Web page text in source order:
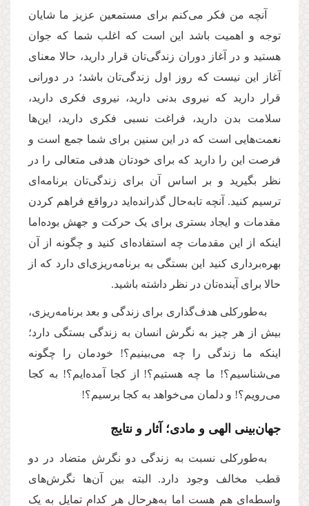
آنچه من فکر می‌کنم برای مستمعین عزیز ما شایان
توجه و اهمیت باشد این است که اغلب شما که جوان
هستید و در آغاز دوران زندگی‌تان قرار دارید، حالا معنای
آغاز این نیست که روز اول زندگی‌تان باشد؛ در دورانی
قرار دارید که نیروی بدنی دارید، نیروی فکری دارید،
سلامت بدن دارید، فراغت نسبی فکری دارید، این‌ها
نعمت‌هایی است که در این سنین برای شما جمع است و
فرصت این را دارید که برای خودتان هدفی متعالی را در
نظر بگیرید و بر اساس آن برای زندگی‌تان برنامه‌ای
ترسیم کنید. آنچه تابه‌حال گذرانده‌اید درواقع فراهم کردن
مقدمات و ایجاد بستری برای یک حرکت و جهش بوده‌اما
اینکه از این مقدمات چه استفاده‌ای کنید و چگونه از آن
بهره‌برداری کنید این بستگی به برنامه‌ریزی‌ای دارد که از
حالا برای آینده‌تان در نظر داشته باشید.
به‌طورکلی هدف‌گذاری برای زندگی و بعد برنامه‌ریزی،
بیش از هر چیز به نگرش انسان به زندگی بستگی دارد؛
اینکه ما زندگی را چه می‌بینیم؟! خودمان را چگونه
می‌شناسیم؟! ما چه هستیم؟! از کجا آمده‌ایم؟! به کجا
می‌رویم؟! و دلمان می‌خواهد به کجا برسیم؟!
جهان‌بینی الهی و مادی؛ آثار و نتایج
به‌طورکلی نسبت به زندگی دو نگرش متضاد در دو
قطب مخالف وجود دارد. البته بین آن‌ها نگرش‌های
واسطه‌ای هم هست اما به‌هرحال هر کدام تمایل به یک